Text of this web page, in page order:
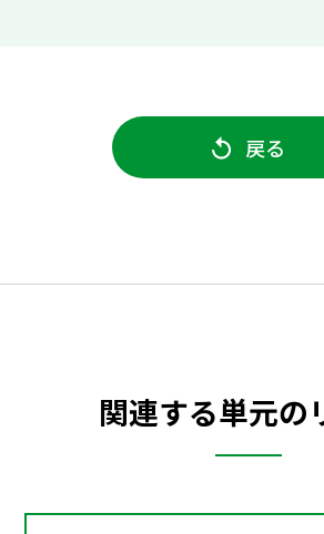
戻る
関連する単元の